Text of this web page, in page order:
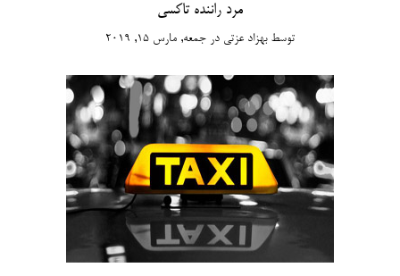
مرد راننده تاکسی
توسطبهزاد عزتی در جمعه, مارس 15, 2019